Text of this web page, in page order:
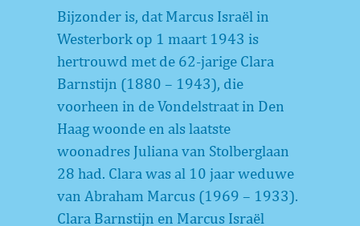
Bijzonder is, dat Marcus Israël in
Westerbork op 1 maart 1943 is
hertrouwd met de 62-jarige Clara
Barnstijn (1880 – 1943), die
voorheen in de Vondelstraat in Den
Haag woonde en als laatste
woonadres Juliana van Stolberglaan
28 had. Clara was al 10 jaar weduwe
van Abraham Marcus (1969 – 1933).
Clara Barnstijn en Marcus Israël